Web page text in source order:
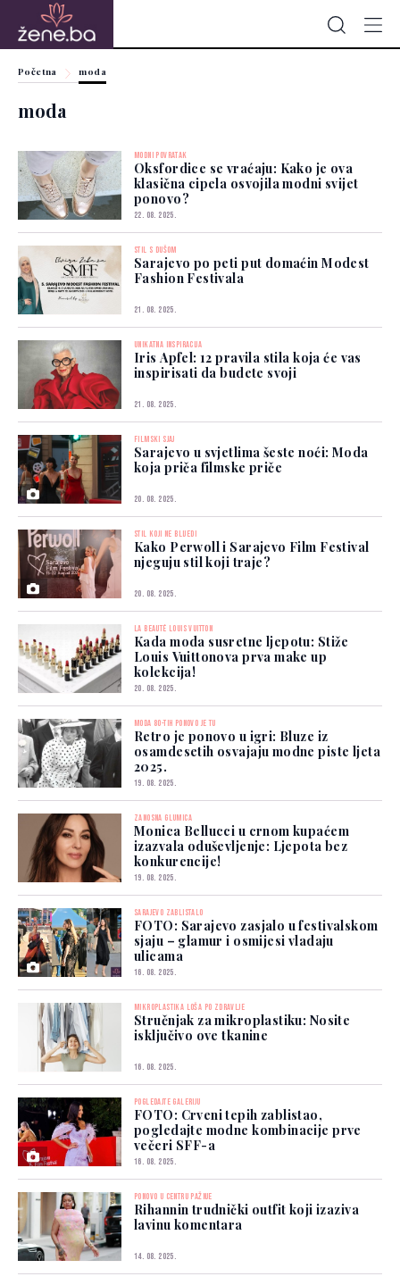
Početna moda
moda
MODNI POVRATAK
Oksfordice se vraćaju: Kako je ova
klasična cipela osvojila modni svijet
ponovo?
22. 08. 2025.
STIL S DUŠOM
Sarajevo po peti put domaćin Modest
Fashion Festivala
21. 08. 2025.
UNIKATNA INSPIRACIJA
Iris Apfel: 12 pravila stila koja će vas
inspirisati da budete svoji
21. 08. 2025.
FILMSKI SJAJ
Sarajevo u svjetlima šeste noći: Moda
koja priča filmske priče
20. 08. 2025.
STIL KOJI NE BLIJEDI
Kako Perwoll i Sarajevo Film Festival
njeguju stil koji traje?
20. 08. 2025.
LA BEAUTÉ LOUIS VUITTON
Kada moda susretne ljepotu: Stiže
Louis Vuittonova prva make up
kolekcija!
20. 08. 2025.
MODA 80-TIH PONOVO JE TU
Retro je ponovo u igri: Bluze iz
osamdesetih osvajaju modne piste ljeta
2025.
19. 08. 2025.
ZANOSNA GLUMICA
Monica Bellucci u crnom kupaćem
izazvala oduševljenje: Ljepota bez
konkurencije!
19. 08. 2025.
SARAJEVO ZABLISTALO
FOTO: Sarajevo zasjalo u festivalskom
sjaju – glamur i osmijesi vladaju
ulicama
16. 08. 2025.
MIKROPLASTIKA LOŠA PO ZDRAVLJE
Stručnjak za mikroplastiku: Nosite
isključivo ove tkanine
16. 08. 2025.
POGLEDAJTE GALERIJU
FOTO: Crveni tepih zablistao,
pogledajte modne kombinacije prve
večeri SFF-a
16. 08. 2025.
PONOVO U CENTRU PAŽNJE
Rihannin trudnički outfit koji izaziva
lavinu komentara
14. 08. 2025.